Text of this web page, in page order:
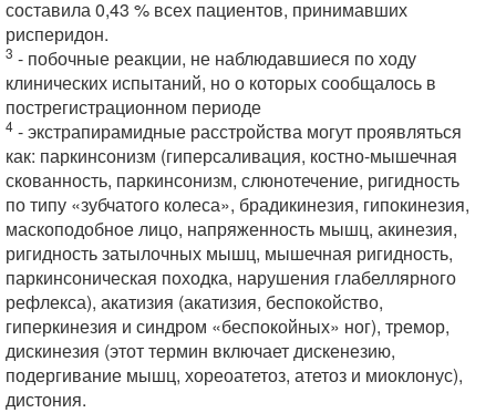
составила 0,43 % всех пациентов, принимавших
рисперидон.
3 - побочные реакции, не наблюдавшиеся по ходу
клинических испытаний, но о которых сообщалось в
пострегистрационном периоде
4 - экстрапирамидные расстройства могут проявляться
как: паркинсонизм (гиперсаливация, костно-мышечная
скованность, паркинсонизм, слюнотечение, ригидность
по типу «зубчатого колеса», брадикинезия, гипокинезия,
маскоподобное лицо, напряженность мышц, акинезия,
ригидность затылочных мышц, мышечная ригидность,
паркинсоническая походка, нарушения глабеллярного
рефлекса), акатизия (акатизия, беспокойство,
гиперкинезия и синдром «беспокойных» ног), тремор,
дискинезия (этот термин включает дискенезию,
подергивание мышц, хореоатетоз, атетоз и миоклонус),
дистония.